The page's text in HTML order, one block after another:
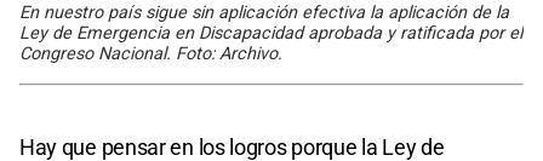
En nuestro país sigue sin aplicación efectiva la aplicación de la
Ley de Emergencia en Discapacidad aprobada y ratificada por el
Congreso Nacional. Foto: Archivo.
Hay que pensar en los logros porque la Ley de